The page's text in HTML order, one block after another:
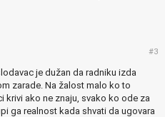
#3
je dužan da radniku izda
zarade. Na žalost malo ko to
krivi ako ne znaju, svako ko ode za
ga realnost kada shvati da ugovara